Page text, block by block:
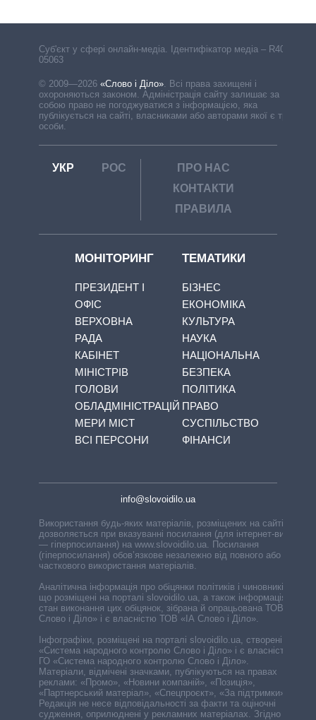
Cуб'єкт у сфері онлайн-медіа. Ідентифікатор медіа – R40-
05063
© 2009—2026 «Слово і Діло»
Всі права захищені і
охороняються законом. Адміністрація сайту залишає за
собою право не погоджуватися з інформацією, яка
публікується на сайті, власниками або авторами якої є треті
особи.
УКР РОС
ПРО НАС
КОНТАКТИ
ПРАВИЛА
МОНІТОРИНГ
ПРЕЗИДЕНТ І
ОФІС
ВЕРХОВНА
РАДА
КАБІНЕТ
МІНІСТРІВ
ГОЛОВИ
ОБЛАДМІНІСТРАЦІЙ
МЕРИ МІСТ
ВСІ ПЕРСОНИ
ТЕМАТИКИ
БІЗНЕС
ЕКОНОМІКА
КУЛЬТУРА
НАУКА
НАЦІОНАЛЬНА
БЕЗПЕКА
ПОЛІТИКА
ПРАВО
СУСПІЛЬСТВО
ФІНАНСИ
info@slovoidilo.ua
Використання будь-яких матеріалів, розміщених на сайті,
дозволяється при вказуванні посилання (для інтернет-видань
— гіперпосилання) на www.slovoidilo.ua. Посилання
(гіперпосилання) обов’язкове незалежно від повного або
часткового використання матеріалів.
Аналітична інформація про обіцянки політиків і чиновників,
що розміщені на порталі slovoidilo.ua, а також інформація про
стан виконання цих обіцянок, зібрана й опрацьована ТОВ «ІА
Слово і Діло» і є власністю ТОВ «ІА Слово і Діло».
Інфографіки, розміщені на порталі slovoidilo.ua, створені ГО
«Система народного контролю Слово і Діло» і є власністю
ГО «Система народного контролю Слово і Діло».
Матеріали, відмічені значками, публікуються на правах
реклами: «Промо», «Новини компаній», «Позиція»,
«Партнерський матеріал», «Спецпроєкт», «За підтримки».
Редакція не несе відповідальності за факти та оціночні
судження, оприлюднені у рекламних матеріалах. Згідно з